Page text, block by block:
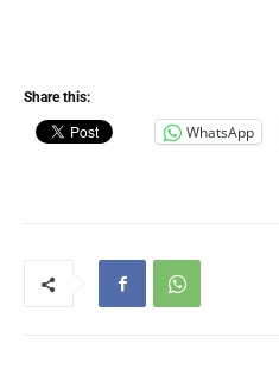
Share this:
WhatsApp